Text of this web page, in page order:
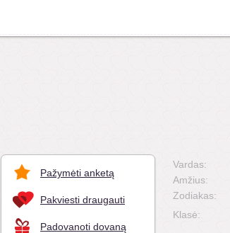
Pažymėti anketą
Pakviesti draugauti
Padovanoti dovaną
Vardas:
Amžius:
Zodiakas:
Klasė: